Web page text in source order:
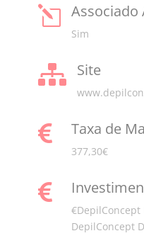
l Associado
Sim
 Site
 Taxa de
377,30€

€DepilConcept
DepilConcept